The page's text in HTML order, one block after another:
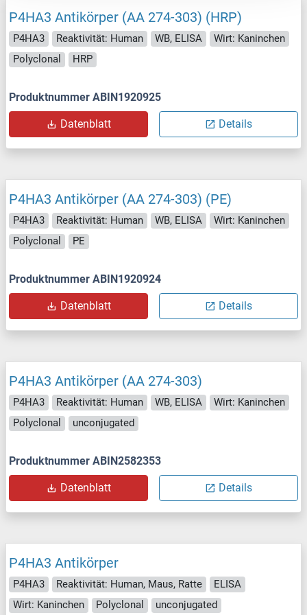
P4HA3 Antikörper (AA 274-303) (HRP)
P4HA3 Reaktivität: Human WB, ELISA
Wirt: Kaninchen
Polyclonal
HRP
Produktnummer ABIN1920925
Datenblatt Details
P4HA3 Antikörper (AA 274-303) (PE)
P4HA3 Reaktivität: Human WB, ELISA
Wirt: Kaninchen
Polyclonal
PE
Produktnummer ABIN1920924
Datenblatt Details
P4HA3 Antikörper (AA 274-303)
P4HA3 Reaktivität: Human WB, ELISA
Wirt: Kaninchen
Polyclonal
unconjugated
Produktnummer ABIN2582353
Datenblatt Details
P4HA3 Antikörper
P4HA3 Reaktivität: Human, Maus, Ratte
ELISA
Wirt: Kaninchen
Polyclonal unconjugated